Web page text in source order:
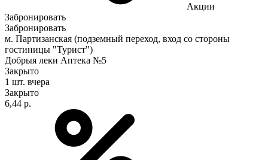
Акции
Забронировать
Забронировать
м. Партизанская (подземный переход, вход со стороны
гостиницы "Турист")
Добрыя леки Аптека №5
Закрыто
1 шт. вчера
Закрыто
6,44 р.